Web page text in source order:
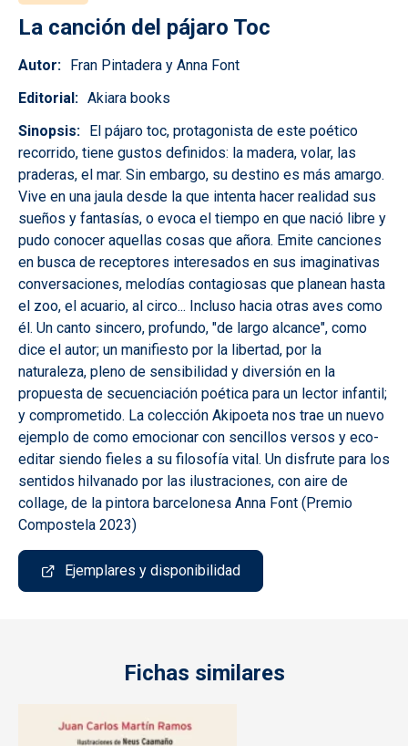
La canción del pájaro Toc
Autor
Fran Pintadera y Anna Font
Editorial
Akiara books
Sinopsis
El pájaro toc, protagonista de este poético
recorrido, tiene gustos definidos: la madera, volar, las
praderas, el mar. Sin embargo, su destino es más amargo.
Vive en una jaula desde la que intenta hacer realidad sus
sueños y fantasías, o evoca el tiempo en que nació libre y
pudo conocer aquellas cosas que añora. Emite canciones
en busca de receptores interesados en sus imaginativas
conversaciones, melodías contagiosas que planean hasta
el zoo, el acuario, al circo... Incluso hacia otras aves como
él. Un canto sincero, profundo, "de largo alcance", como
dice el autor; un manifiesto por la libertad, por la
naturaleza, pleno de sensibilidad y diversión en la
propuesta de secuenciación poética para un lector infantil;
y comprometido. La colección Akipoeta nos trae un nuevo
ejemplo de como emocionar con sencillos versos y eco-
editar siendo fieles a su filosofía vital. Un disfrute para los
sentidos hilvanado por las ilustraciones, con aire de
collage, de la pintora barcelonesa Anna Font (Premio
Compostela 2023)
Ejemplares y disponibilidad
Fichas similares